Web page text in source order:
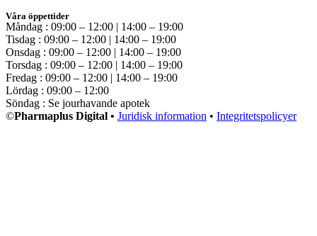
Våra öppettider
Måndag : 09:00 – 12:00 | 14:00 – 19:00
Tisdag : 09:00 – 12:00 | 14:00 – 19:00
Onsdag : 09:00 – 12:00 | 14:00 – 19:00
Torsdag : 09:00 – 12:00 | 14:00 – 19:00
Fredag : 09:00 – 12:00 | 14:00 – 19:00
Lördag : 09:00 – 12:00
Söndag : Se jourhavande apotek
©Pharmaplus Digital • Juridisk information • Integritetspolicyer